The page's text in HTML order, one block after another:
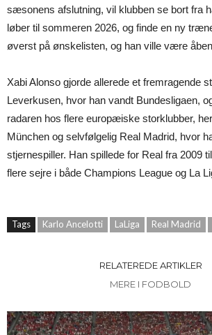
sæsonens afslutning, vil klubben se bort fra
løber til sommeren 2026, og finde en ny
øverst på ønskelisten, og han ville være
Xabi Alonso gjorde allerede et fremragende
Leverkusen, hvor han vandt Bundesligaen,
radaren hos flere europæiske storklubber,
München og selvfølgelig Real Madrid, hvor
stjernespiller. Han spillede for Real fra 2009
flere sejre i både Champions League og La
Tags Karlo Ancelotti LaLiga Real Madrid
RELATEREDE ARTIKLER
MERE I FODBOLD